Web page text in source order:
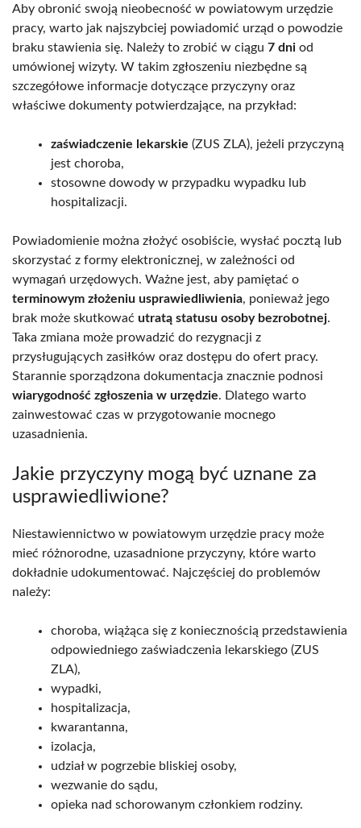
Aby obronić swoją nieobecność w powiatowym urzędzie
pracy, warto jak najszybciej powiadomić urząd o powodzie
braku stawienia się. Należy to zrobić w ciągu 7 dni od
umówionej wizyty. W takim zgłoszeniu niezbędne są
szczegółowe informacje dotyczące przyczyny oraz
właściwe dokumenty potwierdzające, na przykład:
zaświadczenie lekarskie (ZUS ZLA), jeżeli przyczyną
jest choroba,
stosowne dowody w przypadku wypadku lub
hospitalizacji.
Powiadomienie można złożyć osobiście, wysłać pocztą lub
skorzystać z formy elektronicznej, w zależności od
wymagań urzędowych. Ważne jest, aby pamiętać o
terminowym złożeniu usprawiedliwienia, ponieważ jego
brak może skutkować utratą statusu osoby bezrobotnej.
Taka zmiana może prowadzić do rezygnacji z
przysługujących zasiłków oraz dostępu do ofert pracy.
Starannie sporządzona dokumentacja znacznie podnosi
wiarygodność zgłoszenia w urzędzie. Dlatego warto
zainwestować czas w przygotowanie mocnego
uzasadnienia.
Jakie przyczyny mogą być uznane za
usprawiedliwione?
Niestawiennictwo w powiatowym urzędzie pracy może
mieć różnorodne, uzasadnione przyczyny, które warto
dokładnie udokumentować. Najczęściej do problemów
należy:
choroba, wiążąca się z koniecznością przedstawienia
odpowiedniego zaświadczenia lekarskiego (ZUS
ZLA),
wypadki,
hospitalizacja,
kwarantanna,
izolacja,
udział w pogrzebie bliskiej osoby,
wezwanie do sądu,
opieka nad schorowanym członkiem rodziny.